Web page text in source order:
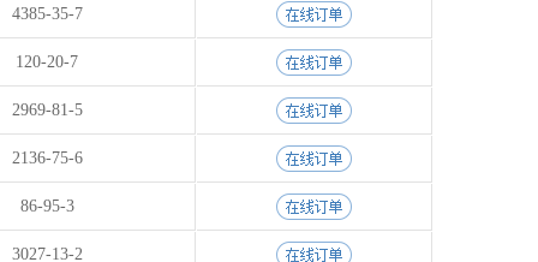
4385-35-7
120-20-7
2969-81-5
2136-75-6
86-95-3
3027-13-2